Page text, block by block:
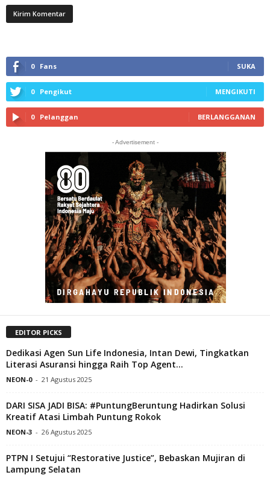
0 Fans SUKA
0 Pengikut MENGIKUTI
0 Pelanggan BERLANGGANAN
- Advertisement -
EDITOR PICKS
Dedikasi Agen Sun Life Indonesia, Intan Dewi, Tingkatkan
Literasi Asuransi hingga Raih Top Agent...
NEON-0 - 21 Agustus 2025
DARI SISA JADI BISA: #PuntungBeruntung Hadirkan Solusi
Kreatif Atasi Limbah Puntung Rokok
NEON-3 - 26 Agustus 2025
PTPN I Setujui “Restorative Justice”, Bebaskan Mujiran di
Lampung Selatan